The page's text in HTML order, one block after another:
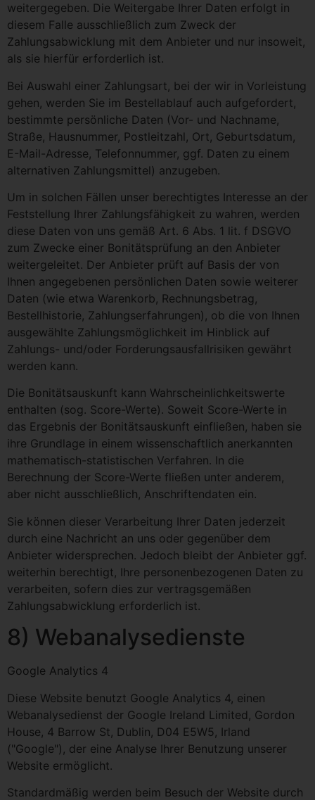
weitergegeben. Die Weitergabe Ihrer Daten erfolgt in
diesem Falle ausschließlich zum Zweck der
Zahlungsabwicklung mit dem Anbieter und nur insoweit,
als sie hierfür erforderlich ist.
Bei Auswahl einer Zahlungsart, bei der wir in Vorleistung
gehen, werden Sie im Bestellablauf auch aufgefordert,
bestimmte persönliche Daten (Vor- und Nachname,
Straße, Hausnummer, Postleitzahl, Ort, Geburtsdatum,
E-Mail-Adresse, Telefonnummer, ggf. Daten zu einem
alternativen Zahlungsmittel) anzugeben.
Um in solchen Fällen unser berechtigtes Interesse an der
Feststellung Ihrer Zahlungsfähigkeit zu wahren, werden
diese Daten von uns gemäß Art. 6 Abs. 1 lit. f DSGVO
zum Zwecke einer Bonitätsprüfung an den Anbieter
weitergeleitet. Der Anbieter prüft auf Basis der von
Ihnen angegebenen persönlichen Daten sowie weiterer
Daten (wie etwa Warenkorb, Rechnungsbetrag,
Bestellhistorie, Zahlungserfahrungen), ob die von Ihnen
ausgewählte Zahlungsmöglichkeit im Hinblick auf
Zahlungs- und/oder Forderungsausfallrisiken gewährt
werden kann.
Die Bonitätsauskunft kann Wahrscheinlichkeitswerte
enthalten (sog. Score-Werte). Soweit Score-Werte in
das Ergebnis der Bonitätsauskunft einfließen, haben sie
ihre Grundlage in einem wissenschaftlich anerkannten
mathematisch-statistischen Verfahren. In die
Berechnung der Score-Werte fließen unter anderem,
aber nicht ausschließlich, Anschriftendaten ein.
Sie können dieser Verarbeitung Ihrer Daten jederzeit
durch eine Nachricht an uns oder gegenüber dem
Anbieter widersprechen. Jedoch bleibt der Anbieter ggf.
weiterhin berechtigt, Ihre personenbezogenen Daten zu
verarbeiten, sofern dies zur vertragsgemäßen
Zahlungsabwicklung erforderlich ist.
8) Webanalysedienste
Google Analytics 4
Diese Website benutzt Google Analytics 4, einen
Webanalysedienst der Google Ireland Limited, Gordon
House, 4 Barrow St, Dublin, D04 E5W5, Irland
("Google"), der eine Analyse Ihrer Benutzung unserer
Website ermöglicht.
Standardmäßig werden beim Besuch der Website durch